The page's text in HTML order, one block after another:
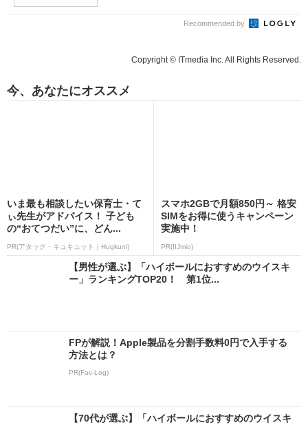
Recommended by
Copyright © ITmedia Inc. All Rights Reserved.
今、あなたにオススメ
いま最も相談したい保育士・て
ぃ先生がアドバイス！ 子ども
の“おてつだい”に、どん...
PR(アタック・キュキュット｜Hugkum)
スマホ2GBで月額850円～ 格安
SIMをお得に使うキャンペーン
実施中！
PR(IIJmio)
【男性が選ぶ】「ハイボールにおすすめのウイスキ
ー」ランキングTOP20！ 第1位...
FPが解説！Apple製品を分割手数料0円で入手する
方法とは？
PR(Fav-Log)
【70代が選ぶ】「ハイボールにおすすめのウイスキ